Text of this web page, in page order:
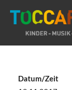
InhaltDatum/Zeit